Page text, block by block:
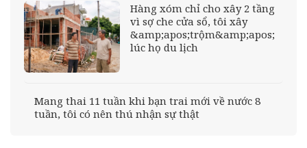
Hàng xóm chỉ cho xây 2 tầng
vì sợ che cửa sổ, tôi xây
&amp;apos;trộm&amp;apos;
lúc họ du lịch
Mang thai 11 tuần khi bạn trai mới về nước 8
tuần, tôi có nên thú nhận sự thật